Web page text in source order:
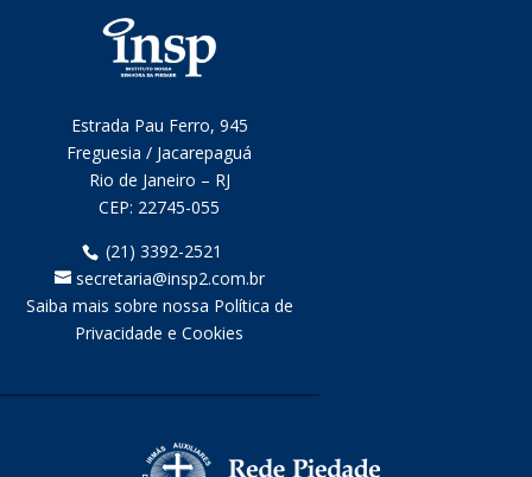
Estrada Pau Ferro, 945
Freguesia / Jacarepaguá
Rio de Janeiro – RJ
CEP: 22745-055
(21) 3392-2521
secretaria@insp2.com.br
Saiba mais sobre nossa Política de
Privacidade e Cookies